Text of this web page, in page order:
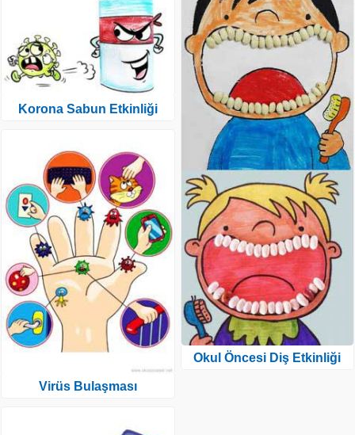
Korona Sabun Etkinliği
Virüs Bulaşması
Okul Öncesi Diş Etkinliği